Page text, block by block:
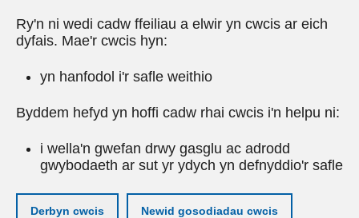
Ry'n ni wedi cadw ffeiliau a elwir yn cwcis ar eich
dyfais. Mae'r cwcis hyn:
yn hanfodol i'r safle weithio
Byddem hefyd yn hoffi cadw rhai cwcis i'n helpu ni:
i wella'n gwefan drwy gasglu ac adrodd
gwybodaeth ar sut yr ydych yn defnyddio'r safle
Derbyn cwcis Newid gosodiadau cwcis